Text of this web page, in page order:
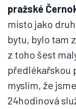
pražské
místo jako
bytu, bylo tam
z toho šest
předlékařskou
myslím, že
24hodinová